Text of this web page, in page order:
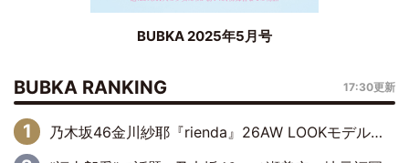
BUBKA 2025年5月号
BUBKA RANKING 17:30更新
乃木坂46金川紗耶『rienda』26AW LOOKモデルに就任